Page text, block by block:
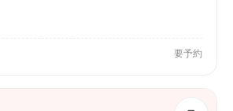
要予約